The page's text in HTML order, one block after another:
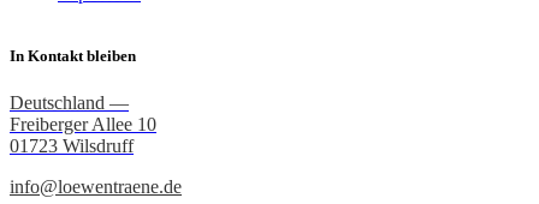
In Kontakt bleiben
Deutschland —
Freiberger Allee 10
01723 Wilsdruff
info@loewentraene.de